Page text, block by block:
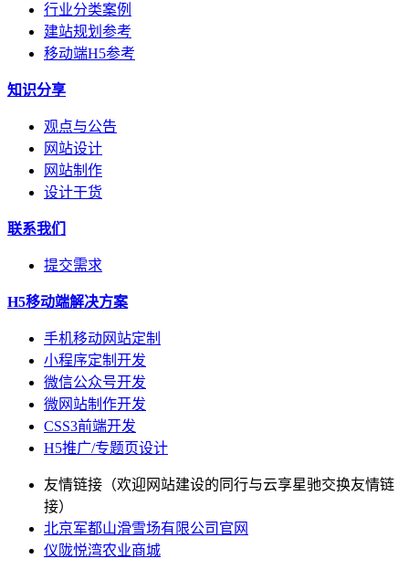
行业分类案例
建站规划参考
移动端H5参考
知识分享
观点与公告
网站设计
网站制作
设计干货
联系我们
提交需求
H5移动端解决方案
手机移动网站定制
小程序定制开发
微信公众号开发
微网站制作开发
CSS3前端开发
H5推广/专题页设计
友情链接（欢迎网站建设的同行与云享星驰交换友情链
接）
北京军都山滑雪场有限公司官网
仪陇悦湾农业商城